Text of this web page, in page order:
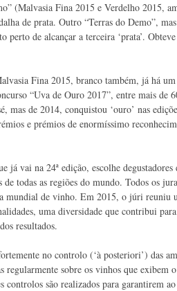
(Malvasia Fina 2015 e Verdelho 2015,
de prata. Outro “Terras do Demo”,
de alcançar a terceira ‘prata’.
Fina 2015, branco também, já há
“Uva de Ouro 2017”, entre mais de
mas de 2014, conquistou ‘ouro’ nas
e prémios de enormíssimo
já vai na 24ª edição, escolhe degustadores
todas as regiões do mundo. Todos os
mundial de vinho. Em 2015, o júri reuniu
uma diversidade que contribui
resultados.
no controlo (‘à posteriori’) das
regularmente sobre os vinhos que exibem
controlos são realizados para garantirem